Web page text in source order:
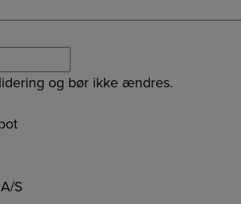
og bør ikke ændres.
S